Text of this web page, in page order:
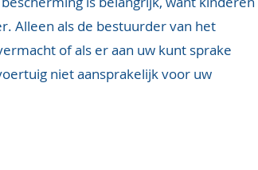
Alleen als de bestuurder van het
of als er aan uw kunt sprake
niet aansprakelijk voor uw